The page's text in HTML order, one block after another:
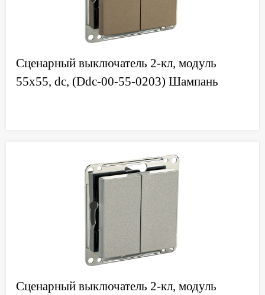
Сценарный выключатель 2-кл, модуль
55х55, dc, (Ddc-00-55-0203) Шампань
Сценарный выключатель 2-кл, модуль